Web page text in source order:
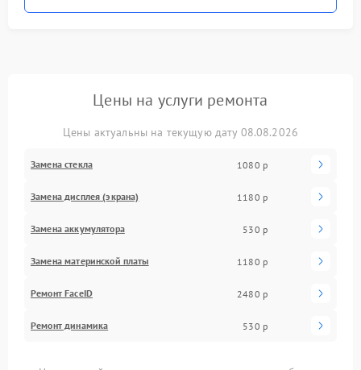
Цены на услуги ремонта
Цены актуальны на текущую дату 08.08.2026
Замена стекла 1080 р
Замена дисплея (экрана) 1180 р
Замена аккумулятора 530 р
Замена материнской платы 1180 р
Ремонт FaceID 2480 р
Ремонт динамика 530 р